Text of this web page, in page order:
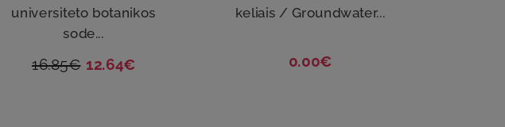
universiteto botanikos
sode...
16.85€ 12.64€
keliais / Groundwater...
0.00€